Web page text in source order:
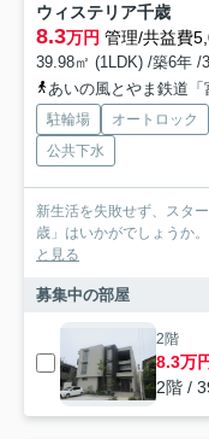
ウィステリア千歳
8.3万円 管理/共益費
39.98㎡ (1LDK) /築6年 /
あいの風とやま鉄道
駐輪場 オートロック
公共下水
新生活を失敗せず、スタ
歳」はいかがでしょうか
と見る
募集中の部屋
2階
8.3万
2階 /